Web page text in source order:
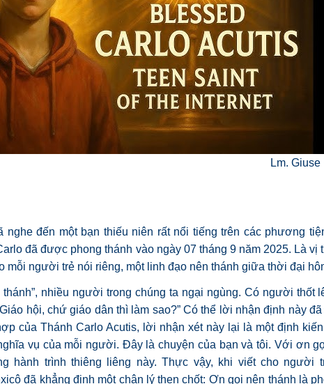
Lm.
nghe đến một bạn thiếu niên rất nổi tiếng trên các phương
đã được phong thánh vào ngày 07 tháng 9 năm 2025. Là vị
mỗi người trẻ nói riêng, một linh đạo nên thánh giữa thời đại
nhiều người trong chúng ta ngại ngùng. Có người thốt
hội, chứ giáo dân thì làm sao?” Có thể lời nhận định này
của Thánh Carlo Acutis, lời nhận xét này lại là một định
vụ của mỗi người. Đây là chuyện của bạn và tôi. Với ơn
hành trình thiêng liêng này. Thực vậy, khi viết cho người
đã khẳng định một chân lý then chốt: Ơn gọi nên thánh là